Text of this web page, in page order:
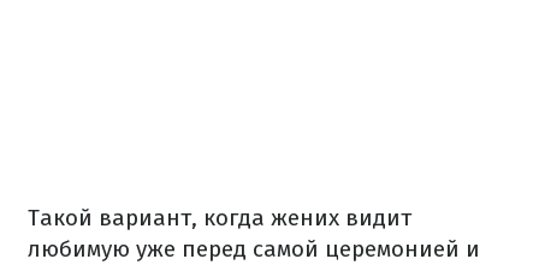
Такой вариант, когда жених видит
любимую уже перед самой церемонией и